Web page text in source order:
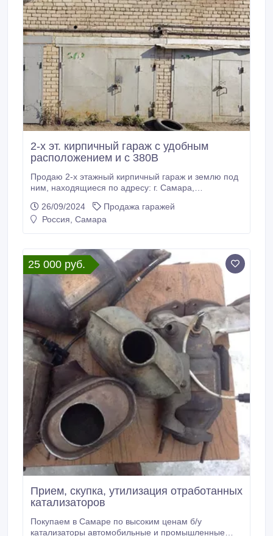
2-х эт. кирпичный гараж с удобным
расположением и с 380В
Продаю 2-х этажный кирпичный гараж и землю под
ним, находящиеся по адресу: г. Самара,
тер. ГСК 749 1-я очередь (напротив Парк Хауса,
прилегает к территории завода имени А. М.
380В Охраняемая территория.
26/09/2024
Продажа гаражей
Россия, Самара
25 000 руб.
Прием, скупка, утилизация отработанных
катализаторов
Покупаем в Самаре по высоким ценам б/у
катализаторы автомобильные и промышленные